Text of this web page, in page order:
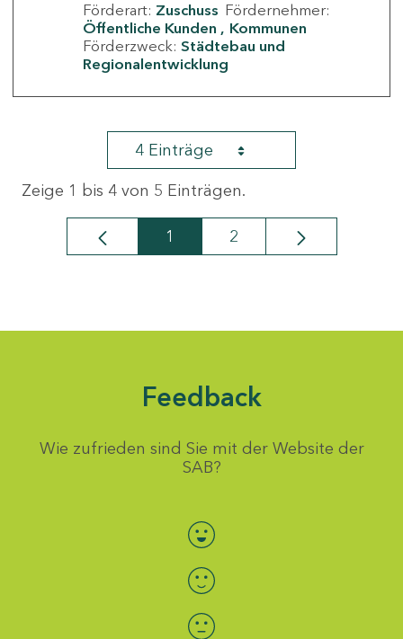
Förderart: Zuschuss Fördernehmer:
Öffentliche Kunden
Kommunen
Förderzweck: Städtebau und
Regionalentwicklung
4 Einträge
Zeige 1 bis 4 von 5 Einträgen.
Seite
1 Seite
2
Feedback
Wie zufrieden sind Sie mit der Website der
SAB?
Bewertung auswählen